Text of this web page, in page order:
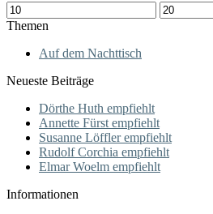
Min.
Preis
Max.
Preis
Themen
Auf dem Nachttisch
Neueste Beiträge
Dörthe Huth empfiehlt
Annette Fürst empfiehlt
Susanne Löffler empfiehlt
Rudolf Corchia empfiehlt
Elmar Woelm empfiehlt
Informationen